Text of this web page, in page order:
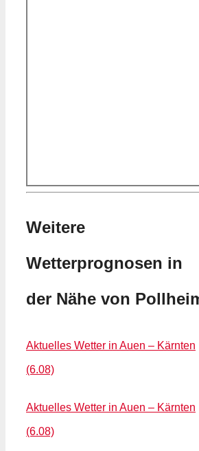
Weitere
Wetterprognosen in
der Nähe von
Aktuelles Wetter in Auen – Kärnten
(6.08)
Aktuelles Wetter in Auen – Kärnten
(6.08)